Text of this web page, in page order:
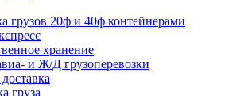
грузов 20ф и 40ф контейнерами
хранение
и Ж/Д грузоперевозки
груза